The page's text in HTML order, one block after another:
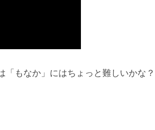
もなか」にはちょっと難しいかな？